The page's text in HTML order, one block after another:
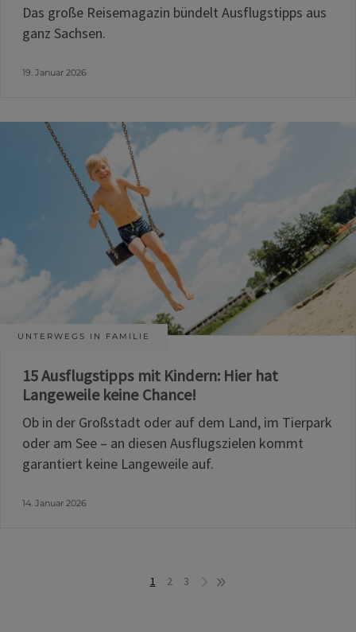
Das große Reisemagazin bündelt Ausflugstipps aus
ganz Sachsen.
19. Januar 2026
UNTERWEGS IN FAMILIE
15 Ausflugstipps mit Kindern: Hier hat
Langeweile keine Chance!
Ob in der Großstadt oder auf dem Land, im Tierpark
oder am See – an diesen Ausflugszielen kommt
garantiert keine Langeweile auf.
14. Januar 2026
1 2 3